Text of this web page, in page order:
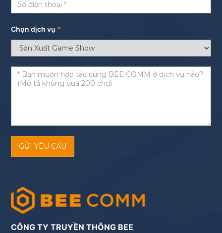
Chọn dịch vụ *
GỬI YÊU CẦU
CÔNG TY TRUYỀN THÔNG BEE